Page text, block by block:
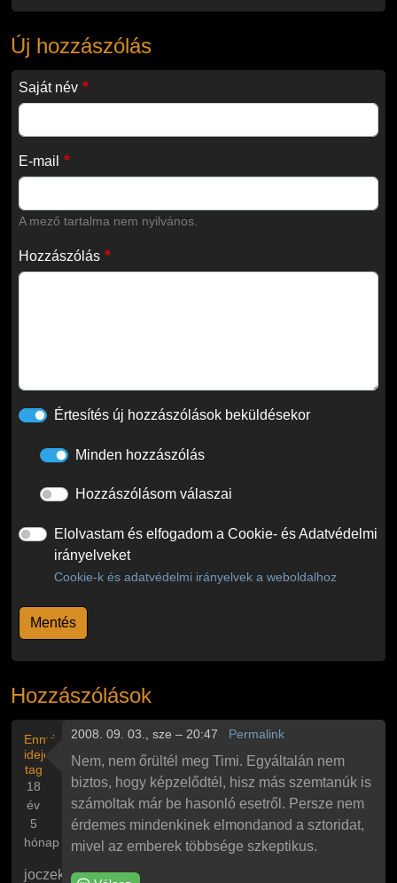
Új hozzászólás
Saját név
E-mail
A mező tartalma nem nyilvános.
Hozzászólás
Értesítés új hozzászólások beküldésekor
Minden hozzászólás
Hozzászólásom válaszai
Elolvastam és elfogadom a Cookie- és Adatvédelmi
irányelveket
Cookie-k és adatvédelmi irányelvek a weboldalhoz
Hozzászólások
Ennyi
ideje
tag
18
év
5
hónap
joczek
2008. 09. 03., sze – 20:47 Permalink
Nem, nem őrültél meg Timi. Egyáltalán nem
biztos, hogy képzelődtél, hisz más szemtanúk is
számoltak már be hasonló esetről. Persze nem
érdemes mindenkinek elmondanod a sztoridat,
mivel az emberek többsége szkeptikus.